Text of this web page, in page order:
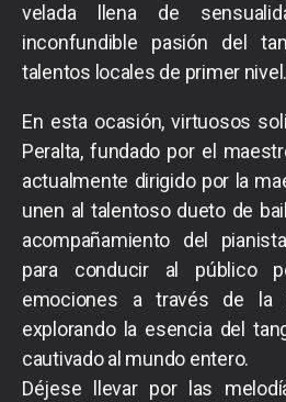
velada llena de
inconfundible pasión del
talentos locales de primer nivel.
En esta ocasión, virtuosos
Peralta, fundado por el
actualmente dirigido por la
unen al talentoso dueto de
acompañamiento del
para conducir al público
emociones a través de la
explorando la esencia del
cautivado al mundo entero.
Déjese llevar por las